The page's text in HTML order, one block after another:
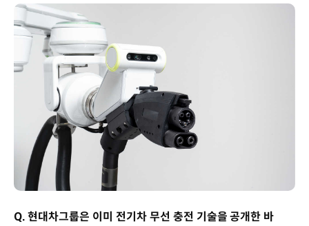
Q. 현대차그룹은 이미 전기차 무선 충전 기술을 공개한 바